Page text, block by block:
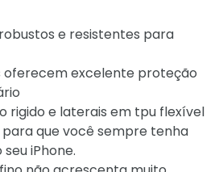
e resistentes para
excelente proteção
rigido e laterais em tpu flexível
que você sempre tenha
iPhone.